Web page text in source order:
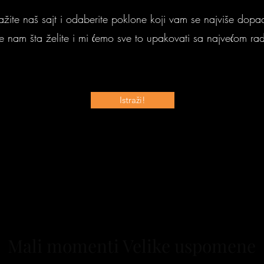
naš sajt i odaberite poklone koji vam se najviše
nam šta želite i mi ćemo sve to upakovati sa najvećom
Istraži!